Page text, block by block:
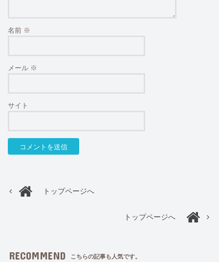
名前 ※
メール ※
サイト
トップページへ
トップページへ
RECOMMEND こちらの記事も人気です。